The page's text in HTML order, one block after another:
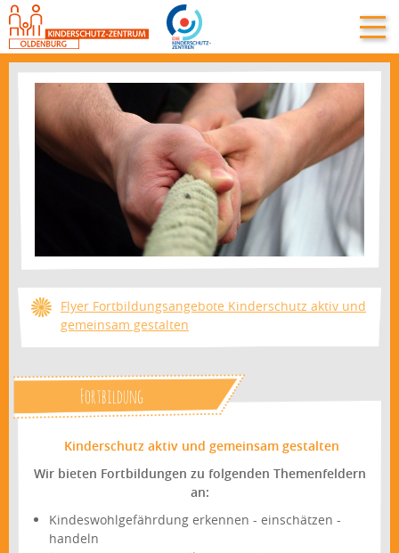
Flyer Fortbildungsangebote Kinderschutz aktiv und
gemeinsam gestalten
Fortbildung
Kinderschutz aktiv und gemeinsam gestalten
Wir bieten Fortbildungen zu folgenden Themenfeldern
an:
Kindeswohlgefährdung erkennen - einschätzen -
handeln